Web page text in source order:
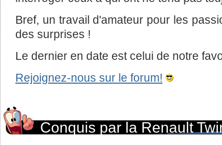
Bref, un travail d'amateur pour les
des surprises !
Le dernier en date est celui de notre
Rejoignez-nous sur le forum!
Conquis par la Renault